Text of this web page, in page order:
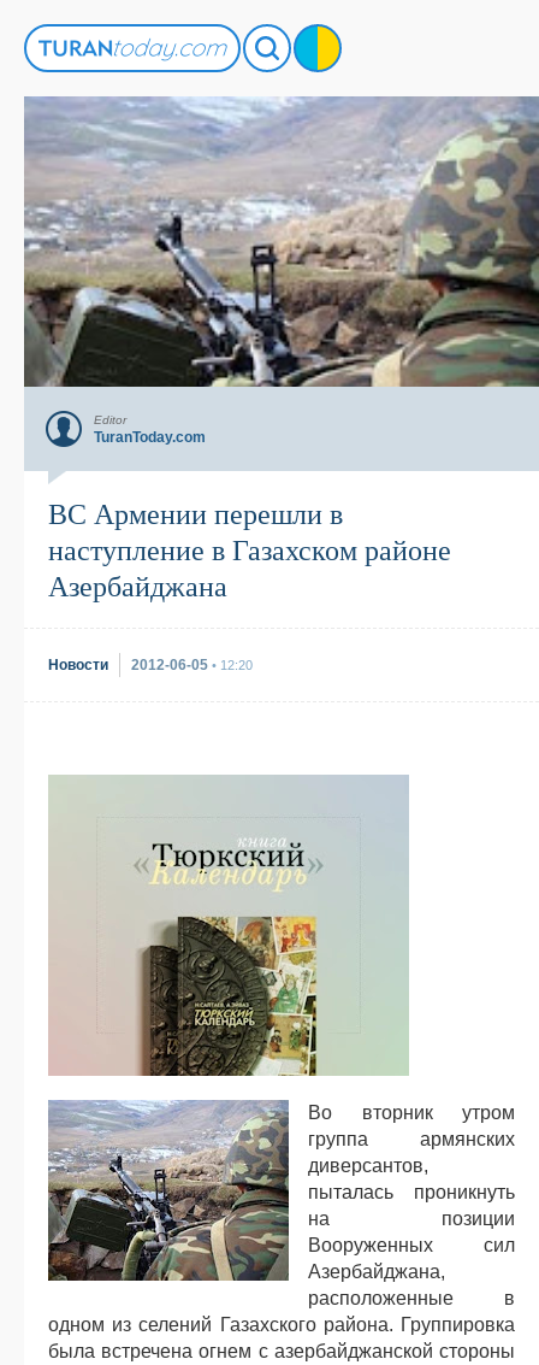
Editor
TuranToday.com
ВС Армении перешли в
наступление в Газахском районе
Азербайджана
Новости 2012-06-05 • 12:20
Во вторник утром
группа армянских
диверсантов,
пыталась проникнуть
на позиции
Вооруженных сил
Азербайджана,
расположенные в
одном из селений Газахского района. Группировка
была встречена огнем с азербайджанской стороны